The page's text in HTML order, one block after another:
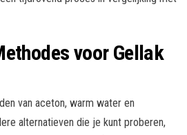
voor Gellak
van aceton, warm water en
alternatieven die je kunt proberen,